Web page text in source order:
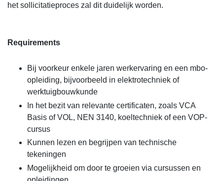
het sollicitatieproces zal dit duidelijk worden.
Requirements
Bij voorkeur enkele jaren werkervaring en een mbo-
opleiding, bijvoorbeeld in elektrotechniek of
werktuigbouwkunde
In het bezit van relevante certificaten, zoals VCA
Basis of VOL, NEN 3140, koeltechniek of een VOP-
cursus
Kunnen lezen en begrijpen van technische
tekeningen
Mogelijkheid om door te groeien via cursussen en